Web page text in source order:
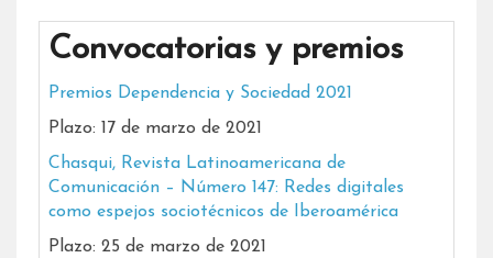
Convocatorias y premios
Premios Dependencia y Sociedad 2021
Plazo: 17 de marzo de 2021
Chasqui, Revista Latinoamericana de
Comunicación – Número 147: Redes digitales
como espejos sociotécnicos de Iberoamérica
Plazo: 25 de marzo de 2021